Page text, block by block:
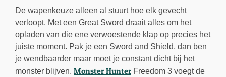
De wapenkeuze alleen al stuurt hoe elk gevecht
verloopt. Met een Great Sword draait alles om het
opladen van die ene verwoestende klap op precies het
juiste moment. Pak je een Sword and Shield, dan ben
je wendbaarder maar moet je constant dicht bij het
monster blijven. Monster Hunter Freedom 3 voegt de